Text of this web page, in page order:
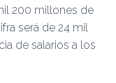
200 millones de
será de 24 mil
de salarios a los